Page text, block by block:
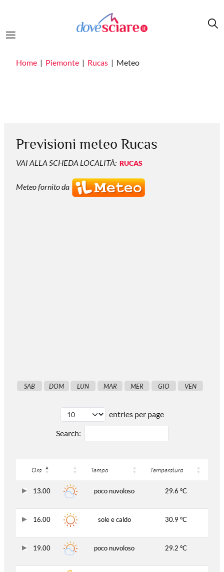
Home Piemonte Rucas Meteo
Previsioni meteo Rucas
VAI ALLA SCHEDA LOCALITÀ: RUCAS
Meteo fornito da
SAB DOM LUN MAR MER GIO VEN
entries per page
Search:
Ora Tempo Temperatura
13.00 poco nuvoloso 29.6 °C
16.00 sole e caldo 30.9 °C
19.00 poco nuvoloso 29.2 °C